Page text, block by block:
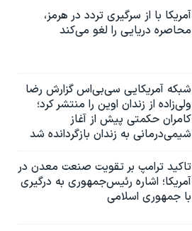
آمریکا با از سرگیری تردد در هرمز،
محاصره دریایی را لغو می‌کند
شبکه آمریکایی سی‌بی‌‌اس گزارش رضا
ولی‌زاده از زندان اوین را منتشر کرد؛
کامران حکمتی پیش از آغاز
شیمی‌درمانی به زندان بازگردانده شد
تاکید ترامپ بر تقویت صنعت معدن در
آمریکا؛ اشاره رئیس‌جمهوری به درگیری
با جمهوری اسلامی